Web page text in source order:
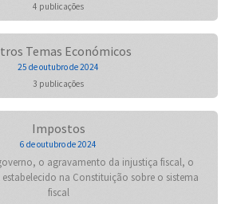
4 publicações
Temas Económicos
25 de outubro de 2024
3 publicações
Impostos
6 de outubro de 2024
o agravamento da injustiça fiscal, o
na Constituição sobre o sistema
fiscal